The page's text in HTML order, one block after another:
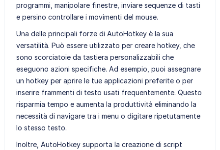
programmi, manipolare finestre, inviare sequenze di tasti
e persino controllare i movimenti del mouse.
Una delle principali forze di AutoHotkey è la sua
versatilità. Può essere utilizzato per creare hotkey, che
sono scorciatoie da tastiera personalizzabili che
eseguono azioni specifiche. Ad esempio, puoi assegnare
un hotkey per aprire le tue applicazioni preferite o per
inserire frammenti di testo usati frequentemente. Questo
risparmia tempo e aumenta la produttività eliminando la
necessità di navigare tra i menu o digitare ripetutamente
lo stesso testo.
Inoltre, AutoHotkey supporta la creazione di script